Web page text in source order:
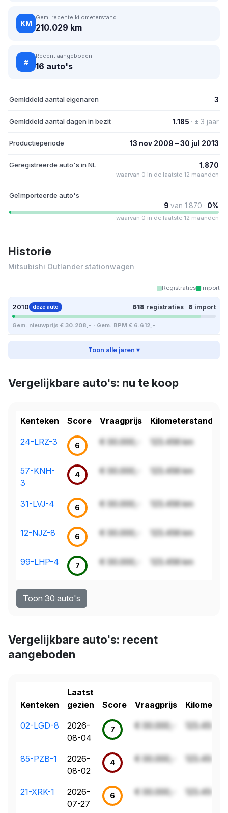
KM
Gem. recente kilometerstand
210.029 km
#
Recent aangeboden
16 auto's
Gemiddeld aantal eigenaren 3
Gemiddeld aantal dagen in bezit 1.185 · ± 3 jaar
Productieperiode 13 nov 2009 – 30 jul 2013
Geregistreerde auto's in NL 1.870
waarvan 0 in de laatste 12 maanden
Geïmporteerde auto's
9 van 1.870 · 0%
waarvan 0 in de laatste 12 maanden
Historie
Mitsubishi Outlander stationwagen
Registraties Import
2010 deze auto 618 registraties · 8 import
Gem. nieuwprijs € 30.208,- · Gem. BPM € 6.612,-
Toon alle jaren ▾
Vergelijkbare auto's: nu te koop
Kenteken Score Vraagprijs Kilometerstand
24-LRZ-3 6 € 00.000,- 123.456 km
57-KNH-
3
4 € 00.000,- 123.456 km
31-LVJ-4 6 € 00.000,- 123.456 km
12-NJZ-8 6 € 00.000,- 123.456 km
99-LHP-4 7 € 00.000,- 123.456 km
Toon 30 auto's
Vergelijkbare auto's: recent
aangeboden
Kenteken
Laatst
gezien
Score Vraagprijs
02-LGD-8
2026-
08-04
7 € 00.000,- 123.456 km
85-PZB-1
2026-
08-02
4 € 00.000,- 123.456 km
21-XRK-1
2026-
07-27
6 € 00.000,- 123.456 km